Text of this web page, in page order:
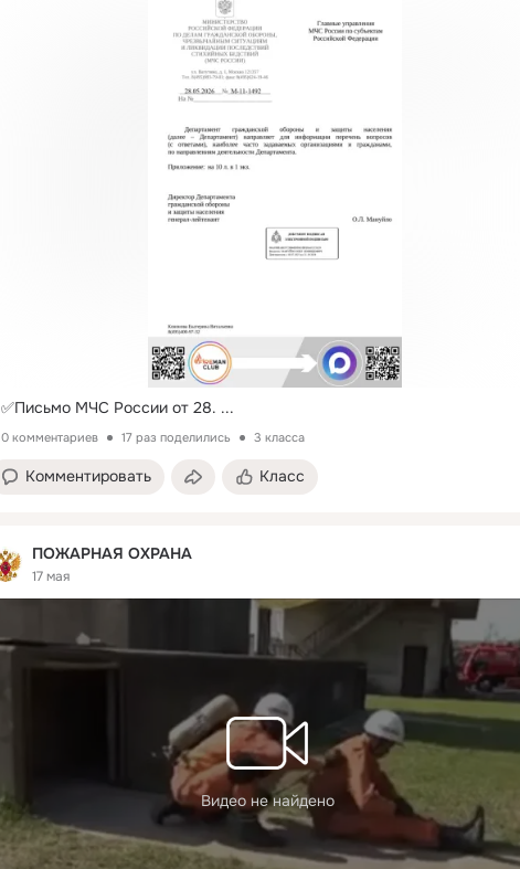
✅Письмо МЧС России от 28. ...
0 комментариев 17 раз поделились 3 класса
Комментировать Класс
ПОЖАРНАЯ ОХРАНА
17 мая
Видео не найдено